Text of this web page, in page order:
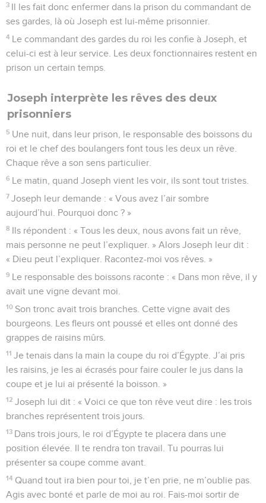
3 Il les fait donc enfermer dans la prison du commandant de
ses gardes, là où Joseph est lui-même prisonnier.
4 Le commandant des gardes du roi les confie à Joseph, et
celui-ci est à leur service. Les deux fonctionnaires restent en
prison un certain temps.
Joseph interprète les rêves des deux
prisonniers
5 Une nuit, dans leur prison, le responsable des boissons du
roi et le chef des boulangers font tous les deux un rêve.
Chaque rêve a son sens particulier.
6 Le matin, quand Joseph vient les voir, ils sont tout tristes.
7 Joseph leur demande : « Vous avez l’air sombre
aujourd’hui. Pourquoi donc ? »
8 Ils répondent : « Tous les deux, nous avons fait un rêve,
mais personne ne peut l’expliquer. » Alors Joseph leur dit :
« Dieu peut l’expliquer. Racontez-moi vos rêves. »
9 Le responsable des boissons raconte : « Dans mon rêve, il y
avait une vigne devant moi.
10 Son tronc avait trois branches. Cette vigne avait des
bourgeons. Les fleurs ont poussé et elles ont donné des
grappes de raisins mûrs.
11 Je tenais dans la main la coupe du roi d’Égypte. J’ai pris
les raisins, je les ai écrasés pour faire couler le jus dans la
coupe et je lui ai présenté la boisson. »
12 Joseph lui dit : « Voici ce que ton rêve veut dire : les trois
branches représentent trois jours.
13 Dans trois jours, le roi d’Égypte te placera dans une
position élevée. Il te rendra ton travail. Tu pourras lui
présenter sa coupe comme avant.
14 Quand tout ira bien pour toi, je t’en prie, ne m’oublie pas.
Agis avec bonté et parle de moi au roi. Fais-moi sortir de